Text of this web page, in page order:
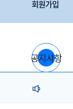
회원가입
공지사항